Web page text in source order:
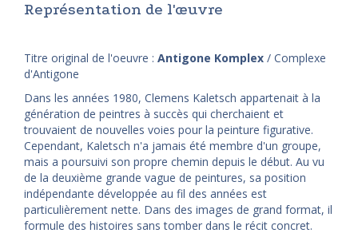
Représentation de l'œuvre
Titre original de l'oeuvre : Antigone Komplex / Complexe
d'Antigone
Dans les années 1980, Clemens Kaletsch appartenait à la
génération de peintres à succès qui cherchaient et
trouvaient de nouvelles voies pour la peinture figurative.
Cependant, Kaletsch n'a jamais été membre d'un groupe,
mais a poursuivi son propre chemin depuis le début. Au vu
de la deuxième grande vague de peintures, sa position
indépendante développée au fil des années est
particulièrement nette. Dans des images de grand format, il
formule des histoires sans tomber dans le récit concret.